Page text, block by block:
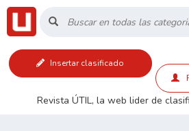
Insertar clasificado
Revista ÚTIL, la web lider de
Inicio